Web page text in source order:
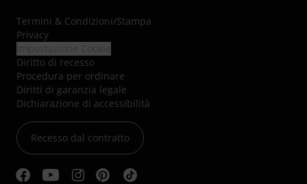
Termini & Condizioni/Stampa
Privacy
Diritto di recesso
Procedura per ordinare
Diritti di garanzia legale
Dichiarazione di accessibilità
Recesso dal contratto